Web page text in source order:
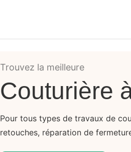
Trouvez la meilleure
Couturière
Pour tous types de travaux de
retouches, réparation de